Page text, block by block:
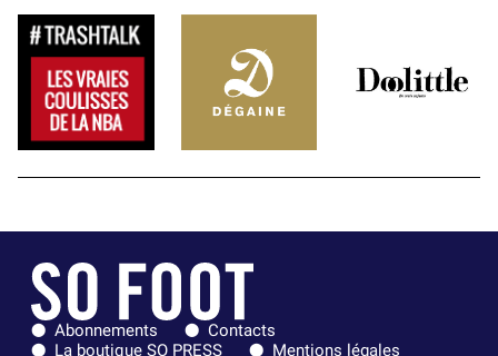
Abonnements
Contacts
La boutique SO PRESS
Mentions légales